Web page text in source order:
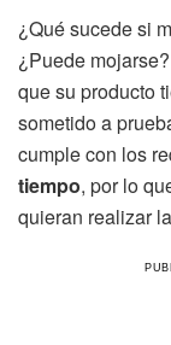
¿Qué sucede si
¿Puede
que su producto
sometido a
cumple con los
tiempo, por lo
quieran realizar